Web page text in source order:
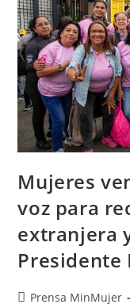
Mujeres
voz para
extranjera
Presidente
Prensa MinMujer